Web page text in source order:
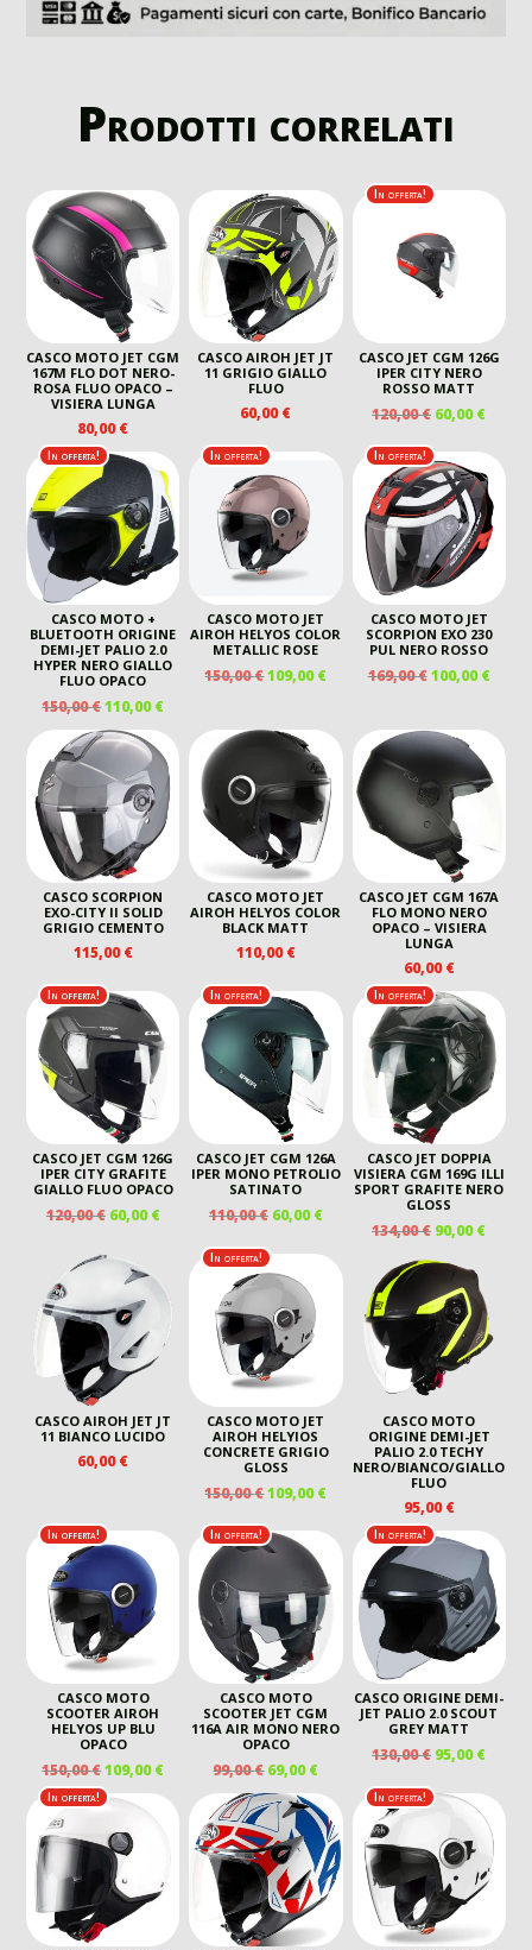
Prodotti correlati
CASCO MOTO JET CGM
167M FLO DOT NERO-
ROSA FLUO OPACO –
VISIERA LUNGA
80,00€
CASCO AIROH JET JT
11 GRIGIO GIALLO
FLUO
60,00€
In offerta!
CASCO JET CGM 126G
IPER CITY NERO
ROSSO MATT
120,00€ IL
ORIGINALE
ERA:
120,00 €.
60,00€IL
È:
60,00
In offerta!
CASCO MOTO +
BLUETOOTH ORIGINE
DEMI-JET PALIO 2.0
HYPER NERO GIALLO
FLUO OPACO
150,00€IL
PREZZO
ORIGINALE
ERA:
150,00 €.
110,00€IL
PREZZO
ATTUALE
È:
110,00 €.
In offerta!
CASCO MOTO JET
AIROH HELYOS COLOR
METALLIC ROSE
150,00€IL
ERA:
150,00 €.
109,00€IL
È:
109,00 €.
In offerta!
CASCO MOTO JET
SCORPION EXO 230
PUL NERO ROSSO
169,00€ IL
ERA:
169,00 €.
100,00€IL
È:
CASCO SCORPION
EXO-CITY II SOLID
GRIGIO CEMENTO
115,00€
CASCO MOTO JET
AIROH HELYOS COLOR
BLACK MATT
110,00€
CASCO JET CGM 167A
FLO MONO NERO
OPACO – VISIERA
LUNGA
60,00€
In offerta!
CASCO JET CGM 126G
IPER CITY GRAFITE
GIALLO FLUO OPACO
120,00€ IL
ERA:
120,00 €.
60,00€IL
ATTUALE
60,00 €.
In offerta!
CASCO JET CGM 126A
IPER MONO PETROLIO
SATINATO
110,00€ IL
ORIGINALE
ERA:
110,00 €.
60,00€IL
PREZZO
ATTUALE
60,00 €.
In offerta!
CASCO JET DOPPIA
VISIERA CGM 169G ILLI
SPORT GRAFITE NERO
GLOSS
134,00€ IL
ORIGINALE
ERA:
134,00 €.
90,00€IL
90,00
CASCO AIROH JET JT
11 BIANCO LUCIDO
60,00€
In offerta!
CASCO MOTO JET
AIROH HELYIOS
CONCRETE GRIGIO
GLOSS
150,00€IL
ORIGINALE
ERA:
150,00 €.
109,00€IL
ATTUALE
109,00 €.
CASCO MOTO
ORIGINE DEMI-JET
PALIO 2.0 TECHY
NERO/BIANCO/GIALLO
FLUO
95,00€
In offerta!
CASCO MOTO
SCOOTER AIROH
HELYOS UP BLU
OPACO
150,00€IL
PREZZO
ORIGINALE
ERA:
150,00 €.
109,00€IL
PREZZO
ATTUALE
109,00 €.
In offerta!
CASCO MOTO
SCOOTER JET CGM
116A AIR MONO NERO
OPACO
99,00€ IL
PREZZO
ORIGINALE
ERA:
99,00 €.
69,00€IL
PREZZO
ATTUALE
È:
69,00 €.
In offerta!
CASCO ORIGINE DEMI-
JET PALIO 2.0 SCOUT
GREY MATT
130,00€ IL
ORIGINALE
130,00 €.
95,00€IL
È:
95,00
In offerta! In offerta!